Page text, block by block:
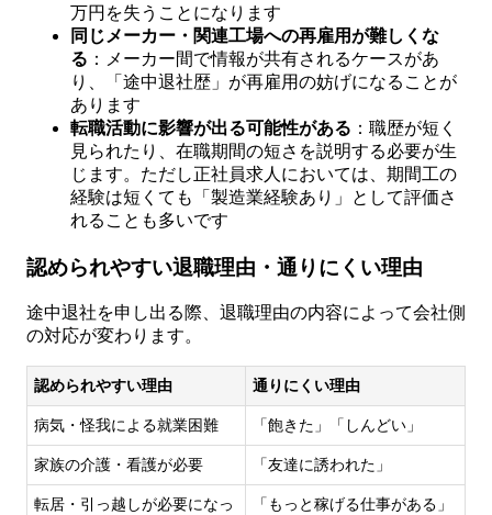
万円を失うことになります
同じメーカー・関連工場への再雇用が難しくな
る ：メーカー間で情報が共有されるケースがあ
り、「途中退社歴」が再雇用の妨げになることが
あります
転職活動に影響が出る可能性がある ：職歴が短く
見られたり、在職期間の短さを説明する必要が生
じます。ただし正社員求人においては、期間工の
経験は短くても「製造業経験あり」として評価さ
れることも多いです
認められやすい退職理由・通りにくい理由
途中退社を申し出る際、退職理由の内容によって会社側
の対応が変わります。
認められやすい理由 通りにくい理由
病気・怪我による就業困難 「飽きた」「しんどい」
家族の介護・看護が必要 「友達に誘われた」
転居・引っ越しが必要になっ
「もっと稼げる仕事がある」